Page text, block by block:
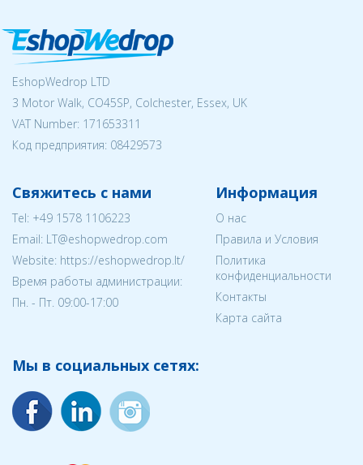
EshopWedrop LTD
3 Motor Walk, CO45SP, Colchester, Essex, UK
VAT Number: 171653311
Код предприятия: 08429573
Свяжитесь с нами
Tel: +49 1578 1106223
Email: LT@eshopwedrop.com
Website: https://eshopwedrop.lt/
Время работы администрации:
Пн. - Пт. 09:00-17:00
Информация
О нас
Правила и Условия
Политика
конфиденциальности
Контакты
Карта сайта
Мы в социальных сетях: